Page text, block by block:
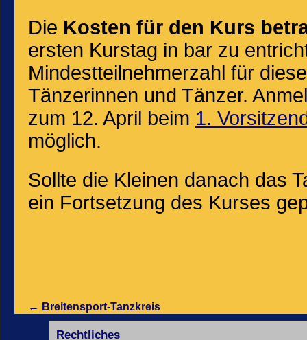
Die Kosten für den Kurs
ersten Kurstag in bar zu
Mindestteilnehmerzahl für
Tänzerinnen und Tänzer.
zum 12. April beim 1.
möglich.
Sollte die Kleinen danach das
ein Fortsetzung des Kurses
← Breitensport-Tanzkreis
Rechtliches